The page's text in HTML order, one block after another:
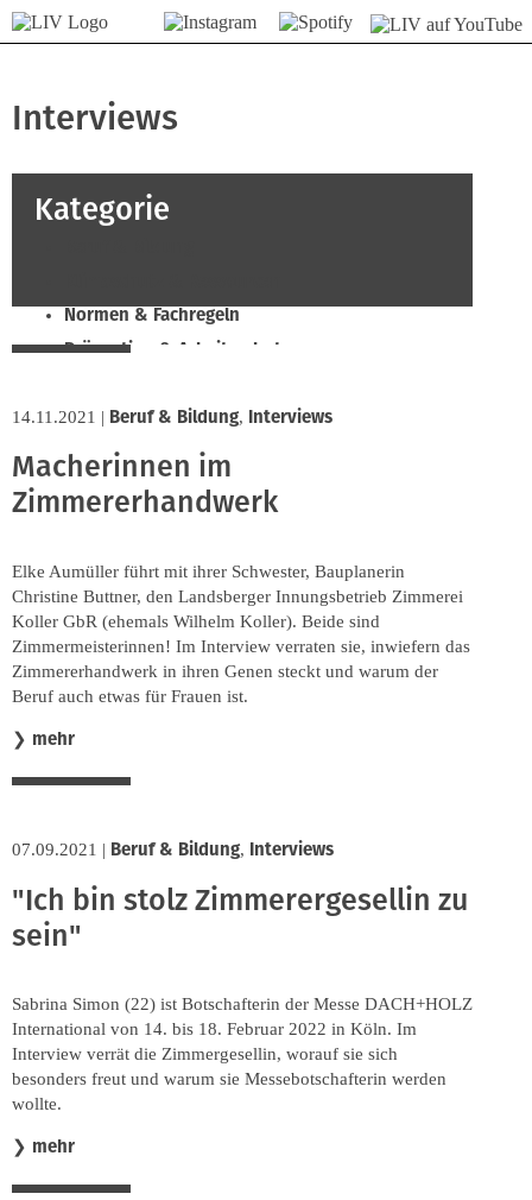
Interviews
Kategorie
Normen & Fachregeln
Prävention & Arbeitsschutz
Soziales & Tarifpolitik
Verband & Innungen
14.11.2021 | Beruf & Bildung, Interviews
Macherinnen im
Zimmererhandwerk
Elke Aumüller führt mit ihrer Schwester, Bauplanerin
Christine Buttner, den Landsberger Innungsbetrieb Zimmerei
Koller GbR (ehemals Wilhelm Koller). Beide sind
Zimmermeisterinnen! Im Interview verraten sie, inwiefern das
Zimmererhandwerk in ihren Genen steckt und warum der
Beruf auch etwas für Frauen ist.
❯ mehr
07.09.2021 | Beruf & Bildung, Interviews
"Ich bin stolz Zimmerergesellin zu
sein"
Sabrina Simon (22) ist Botschafterin der Messe DACH+HOLZ
International von 14. bis 18. Februar 2022 in Köln. Im
Interview verrät die Zimmergesellin, worauf sie sich
besonders freut und warum sie Messebotschafterin werden
wollte.
❯ mehr